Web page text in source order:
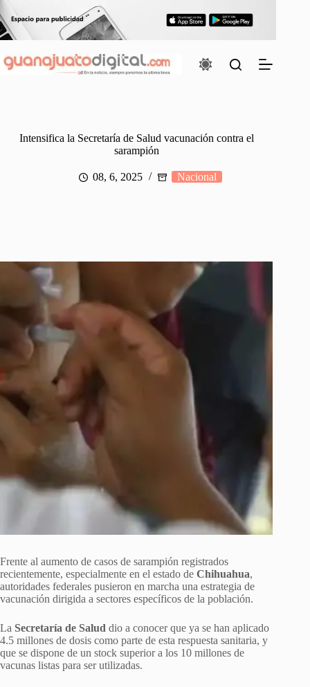
al
contenido
Intensifica la Secretaría de Salud vacunación contra el
sarampión
08, 6, 2025 Nacional
Frente al aumento de casos de sarampión registrados
recientemente, especialmente en el estado de Chihuahua,
autoridades federales pusieron en marcha una estrategia de
vacunación dirigida a sectores específicos de la población.
La Secretaría de Salud dio a conocer que ya se han aplicado
4.5 millones de dosis como parte de esta respuesta sanitaria, y
que se dispone de un stock superior a los 10 millones de
vacunas listas para ser utilizadas.